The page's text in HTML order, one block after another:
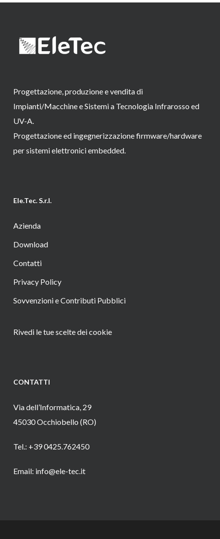
Progettazione, produzione e vendita di
Impianti/Macchine e Sistemi a Tecnologia Infrarosso ed
UV-A.
Progettazione ed ingegnerizzazione firmware/hardware
per sistemi elettronici embedded.
Ele.Tec. S.r.l.
Azienda
Download
Contatti
Privacy Policy
Sovvenzioni e Contributi Pubblici
Rivedi le tue scelte dei cookie
CONTATTI
Via dell’Informatica, 29
45030 Occhiobello (RO)
Tel.: +39 0425.762450
Email: info@ele-tec.it